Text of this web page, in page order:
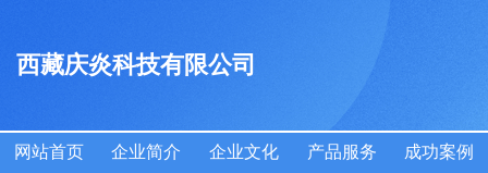
西藏庆炎科技有限公司
网站首页 企业简介 企业文化 产品服务 成功案例